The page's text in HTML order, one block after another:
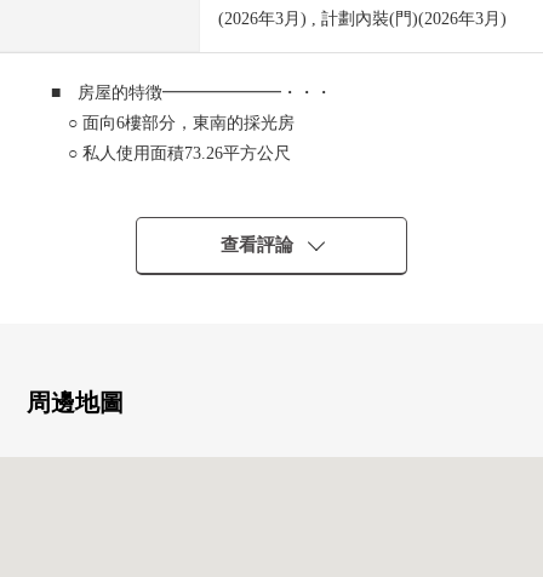
(2026年3月) , 計劃內裝(門)(2026年3月)
■ 房屋的特徴━━━━━━━・・・
○ 面向6樓部分，東南的採光房
○ 私人使用面積73.26平方公尺
■ 翻新履歷(2026年3月完成)━━━━━━━━━━・・・
○ 廚房交換
○ 門NEW交換
查看評論
周邊地圖